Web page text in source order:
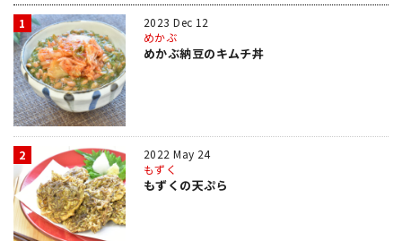
1
2023 Dec 12
めかぶ
めかぶ納豆のキムチ丼
2
2022 May 24
もずく
もずくの天ぷら